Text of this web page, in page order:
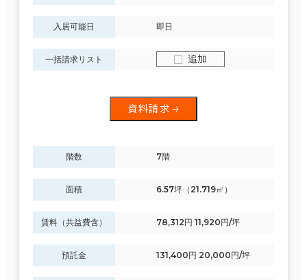
入居可能日 即日
一括請求リスト 追加
資料請求
階数 7階
面積 6.57坪（21.719㎡）
賃料（共益費含） 78,312円 11,920円/坪
預託金 131,400円 20,000円/坪